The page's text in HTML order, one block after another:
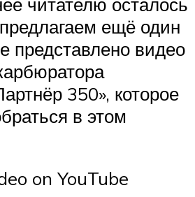
ещё один
представлено видео
350», которое
в этом
on YouTube